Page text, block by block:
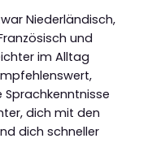
Niederländisch,
und
im Alltag
dich mit den
dich schneller